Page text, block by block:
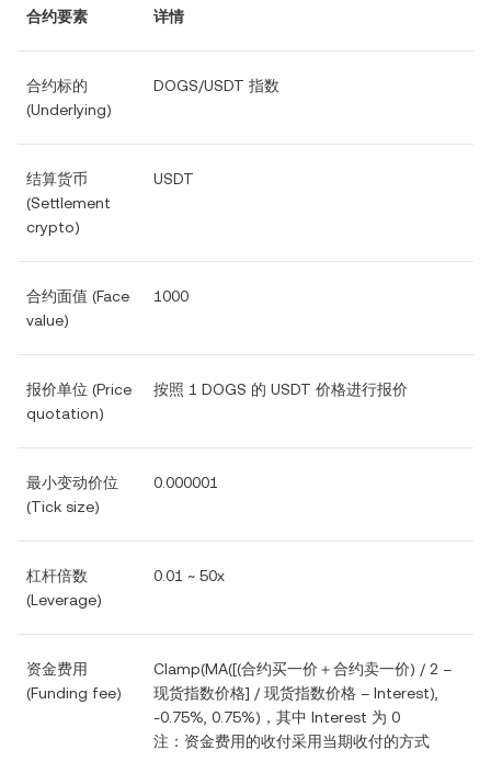
合约要素 详情
合约标的
(Underlying)
DOGS/USDT 指数
结算货币
(Settlement
crypto)
USDT
合约面值 (Face
value)
1000
报价单位 (Price
quotation)
按照 1 DOGS 的 USDT 价格进行报价
最小变动价位
(Tick size)
0.000001
杠杆倍数
(Leverage)
0.01 ~ 50x
资金费用
(Funding fee)
Clamp(MA([(合约买一价＋合约卖一价) / 2 –
现货指数价格] / 现货指数价格 – Interest),
-0.75%, 0.75%)，其中 Interest 为 0
注：资金费用的收付采用当期收付的方式